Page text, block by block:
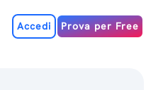
Accedi Prova per Free